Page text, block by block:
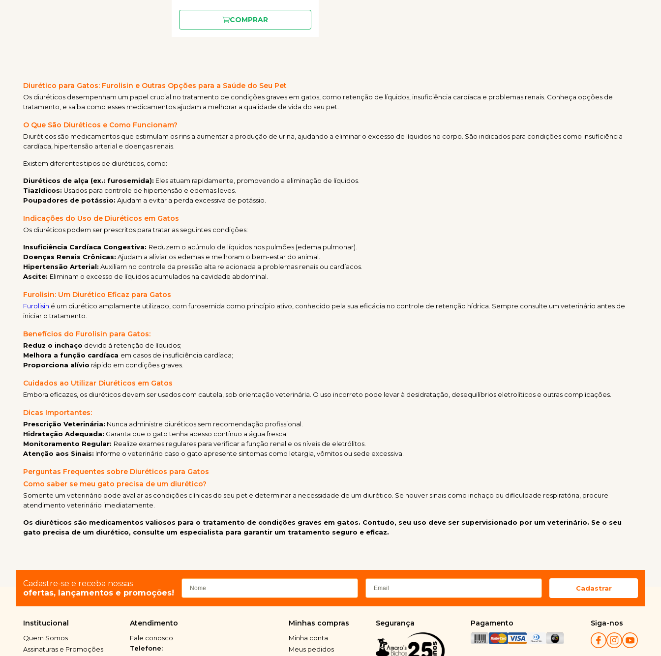
COMPRAR
Diurético para Gatos: Furolisin e Outras Opções para a Saúde do Seu Pet
Os diuréticos desempenham um papel crucial no tratamento de condições graves em gatos, como retenção de líquidos, insuficiência cardíaca e problemas renais. Conheça opções de
tratamento, e saiba como esses medicamentos ajudam a melhorar a qualidade de vida do seu pet.
O Que São Diuréticos e Como Funcionam?
Diuréticos são medicamentos que estimulam os rins a aumentar a produção de urina, ajudando a eliminar o excesso de líquidos no corpo. São indicados para condições como insuficiência
cardíaca, hipertensão arterial e doenças renais.
Existem diferentes tipos de diuréticos, como:
Diuréticos de alça (ex.: furosemida): Eles atuam rapidamente, promovendo a eliminação de líquidos.
Tiazídicos: Usados para controle de hipertensão e edemas leves.
Poupadores de potássio: Ajudam a evitar a perda excessiva de potássio.
Indicações do Uso de Diuréticos em Gatos
Os diuréticos podem ser prescritos para tratar as seguintes condições:
Insuficiência Cardíaca Congestiva: Reduzem o acúmulo de líquidos nos pulmões (edema pulmonar).
Doenças Renais Crônicas: Ajudam a aliviar os edemas e melhoram o bem-estar do animal.
Hipertensão Arterial: Auxiliam no controle da pressão alta relacionada a problemas renais ou cardíacos.
Ascite: Eliminam o excesso de líquidos acumulados na cavidade abdominal.
Furolisin: Um Diurético Eficaz para Gatos
Furolisin é um diurético amplamente utilizado, com furosemida como princípio ativo, conhecido pela sua eficácia no controle de retenção hídrica. Sempre consulte um veterinário antes de
iniciar o tratamento.
Benefícios do Furolisin para Gatos:
Reduz o inchaço devido à retenção de líquidos;
Melhora a função cardíaca em casos de insuficiência cardíaca;
Proporciona alívio rápido em condições graves.
Cuidados ao Utilizar Diuréticos em Gatos
Embora eficazes, os diuréticos devem ser usados com cautela, sob orientação veterinária. O uso incorreto pode levar à desidratação, desequilíbrios eletrolíticos e outras complicações.
Dicas Importantes:
Prescrição Veterinária: Nunca administre diuréticos sem recomendação profissional.
Hidratação Adequada: Garanta que o gato tenha acesso contínuo a água fresca.
Monitoramento Regular: Realize exames regulares para verificar a função renal e os níveis de eletrólitos.
Atenção aos Sinais: Informe o veterinário caso o gato apresente sintomas como letargia, vômitos ou sede excessiva.
Perguntas Frequentes sobre Diuréticos para Gatos
Como saber se meu gato precisa de um diurético?
Somente um veterinário pode avaliar as condições clínicas do seu pet e determinar a necessidade de um diurético. Se houver sinais como inchaço ou dificuldade respiratória, procure
atendimento veterinário imediatamente.
Os diuréticos são medicamentos valiosos para o tratamento de condições graves em gatos. Contudo, seu uso deve ser supervisionado por um veterinário. Se o seu
gato precisa de um diurético, consulte um especialista para garantir um tratamento seguro e eficaz.
Cadastre-se e receba nossas
ofertas, lançamentos e promoções!
Institucional
Quem Somos
Assinaturas e Promoções
Atendimento
Fale conosco
Telefone:
Minhas compras
Minha conta
Meus pedidos
Segurança Pagamento Siga-nos